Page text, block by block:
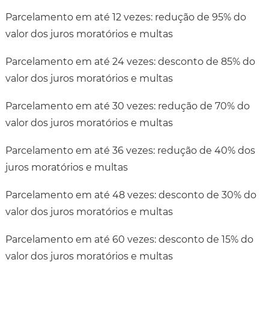
Parcelamento em até 12 vezes: redução de 95% do
valor dos juros moratórios e multas
Parcelamento em até 24 vezes: desconto de 85% do
valor dos juros moratórios e multas
Parcelamento em até 30 vezes: redução de 70% do
valor dos juros moratórios e multas
Parcelamento em até 36 vezes: redução de 40% dos
juros moratórios e multas
Parcelamento em até 48 vezes: desconto de 30% do
valor dos juros moratórios e multas
Parcelamento em até 60 vezes: desconto de 15% do
valor dos juros moratórios e multas